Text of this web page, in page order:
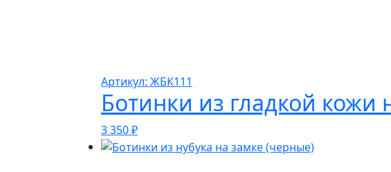
Артикул: ЖБК111
Ботинки из гладкой кожи
3 350₽